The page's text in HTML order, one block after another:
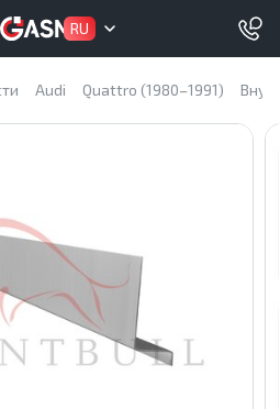
RU
Audi Quattro (1980–1991)